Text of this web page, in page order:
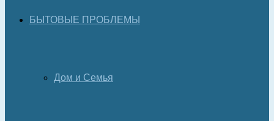
БЫТОВЫЕ ПРОБЛЕМЫ
Дом и Семья